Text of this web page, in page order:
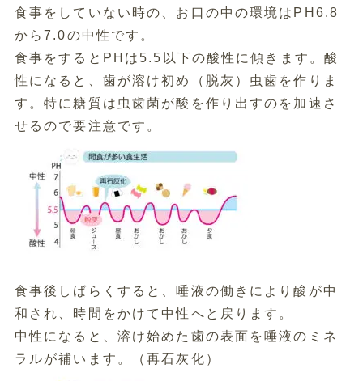
食事をしていない時の、お口の中の環境はPH6.8
から7.0の中性です。
食事をするとPHは5.5以下の酸性に傾きます。酸
性になると、歯が溶け初め（脱灰）虫歯を作りま
す。特に糖質は虫歯菌が酸を作り出すのを加速さ
せるので要注意です。
食事後しばらくすると、唾液の働きにより酸が中
和され、時間をかけて中性へと戻ります。
中性になると、溶け始めた歯の表面を唾液のミネ
ラルが補います。（再石灰化）